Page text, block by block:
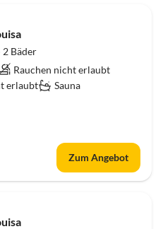
2 Bäder
Rauchen nicht erlaubt
erlaubt
Sauna
Zum Angebot